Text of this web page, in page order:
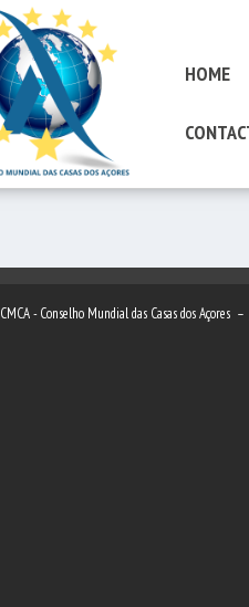
HOME
CMCA - Conselho Mundial das Casas dos Açores –